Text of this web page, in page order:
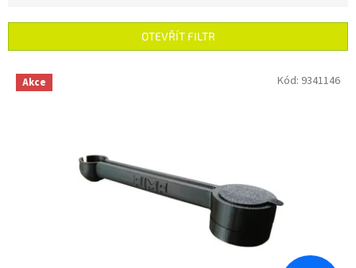
r
OTEVŘÍT FILTR
V Akce Kód: 9341146